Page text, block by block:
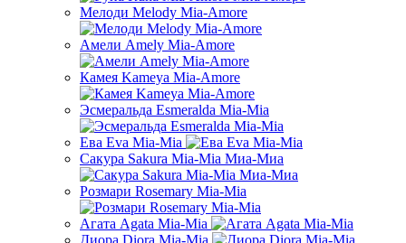
Мелоди Melody Mia-Amore
Амели Amely Mia-Amore
Камея Kameya Mia-Amore
Эсмеральда Esmeralda Mia-Mia
Ева Eva Mia-Mia
Сакура Sakura Mia-Mia Миа-Миа
Розмари Rosemary Mia-Mia
Агата Agata Mia-Mia
Диора Diora Mia-Mia